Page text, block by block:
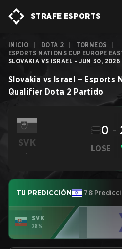
STRAFE ESPORTS
INICIO DOTA 2 TORNEOS
ESPORTS NATIONS CUP EUROPE
SLOVAKIA VS ISRAEL - JUN 30, 2026
Slovakia vs Israel – Esports
Qualifier Dota 2 Partido
SVK
-
LOSE
0 -
TU PREDICCIÓN 78
SVK
28%